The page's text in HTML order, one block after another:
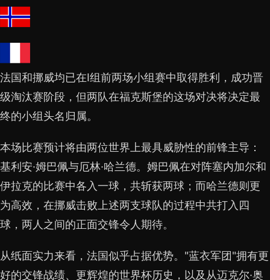
法国和挪威均已在I组前两场小组赛中取得胜利，成功晋
级淘汰赛阶段，但两队在福克斯堡的这场对决将决定最
终的小组头名归属。
本场比赛预计将由两位世界上最具威胁性的前锋主导：
基利安·姆巴佩与厄林·哈兰德。姆巴佩在对阵塞内加尔和
伊拉克的比赛中各入一球，共斩获两球；而哈兰德则更
为高效，在挪威击败上述两支球队的过程中共打入四
球，两人之间的正面交锋令人期待。
从纸面实力来看，法国似乎占据优势。"蓝衣军团"拥有更
好的交锋战绩、更辉煌的世界杯历史，以及从迈克尔·奥